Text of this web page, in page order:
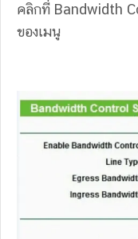
คลิกที่ Bandwidth
ของเมนู